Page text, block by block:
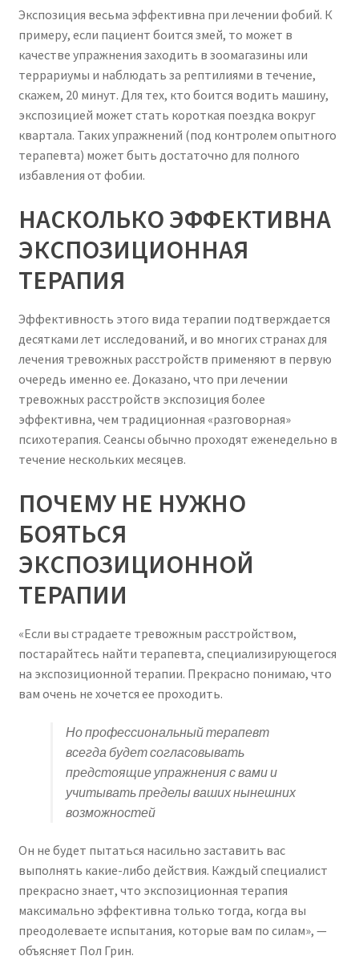
Экспозиция весьма эффективна при лечении фобий. К
примеру, если пациент боится змей, то может в
качестве упражнения заходить в зоомагазины или
террариумы и наблюдать за рептилиями в течение,
скажем, 20 минут. Для тех, кто боится водить машину,
экспозицией может стать короткая поездка вокруг
квартала. Таких упражнений (под контролем опытного
терапевта) может быть достаточно для полного
избавления от фобии.
НАСКОЛЬКО ЭФФЕКТИВНА
ЭКСПОЗИЦИОННАЯ
ТЕРАПИЯ
Эффективность этого вида терапии подтверждается
десятками лет исследований, и во многих странах для
лечения тревожных расстройств применяют в первую
очередь именно ее. Доказано, что при лечении
тревожных расстройств экспозиция более
эффективна, чем традиционная «разговорная»
психотерапия. Сеансы обычно проходят еженедельно в
течение нескольких месяцев.
ПОЧЕМУ НЕ НУЖНО
БОЯТЬСЯ
ЭКСПОЗИЦИОННОЙ
ТЕРАПИИ
«Если вы страдаете тревожным расстройством,
постарайтесь найти терапевта, специализирующегося
на экспозиционной терапии. Прекрасно понимаю, что
вам очень не хочется ее проходить.
Но профессиональный терапевт
всегда будет согласовывать
предстоящие упражнения с вами и
учитывать пределы ваших нынешних
возможностей
Он не будет пытаться насильно заставить вас
выполнять какие-либо действия. Каждый специалист
прекрасно знает, что экспозиционная терапия
максимально эффективна только тогда, когда вы
преодолеваете испытания, которые вам по силам», —
объясняет Пол Грин.